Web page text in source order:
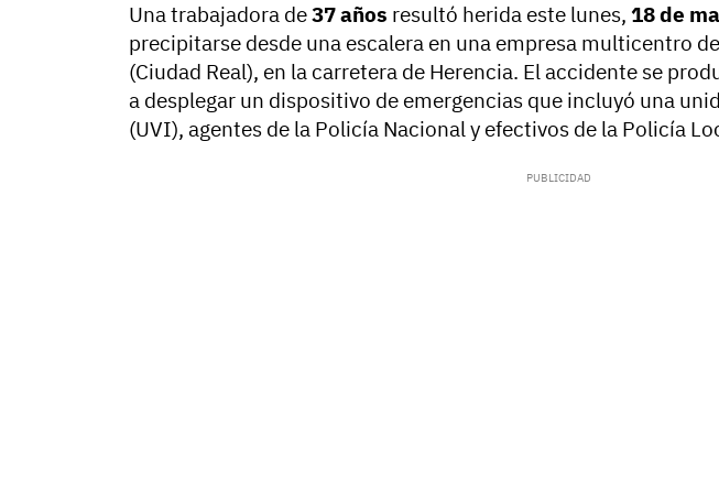
Una trabajadora de37 años resultó herida este lunes, 18 de
precipitarse desde una escalera en una empresa multicentro de
(Ciudad Real), en la carretera de Herencia. El accidente se
a desplegar un dispositivo de emergencias que incluyó una
(UVI), agentes de la Policía Nacional y efectivos de la Policía